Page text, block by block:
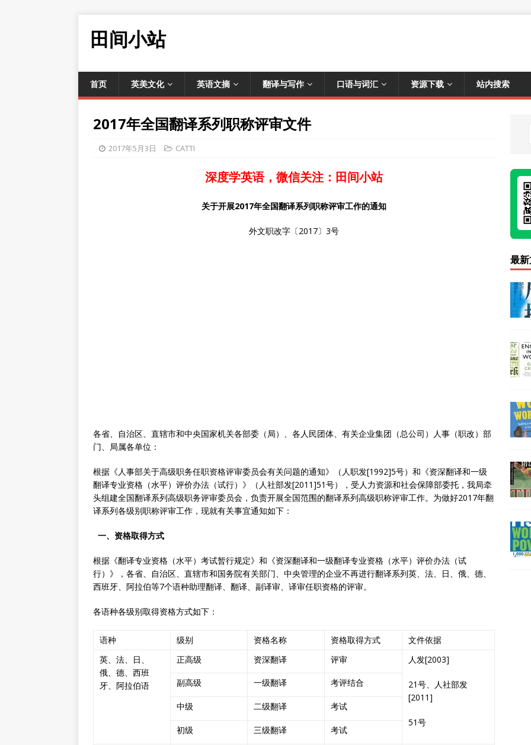
田间小站
首页 英美文化 英语文摘 翻译与写作 口语与词汇 资源下载 站内搜索
2017年全国翻译系列职称评审文件
2017年5月3日 CATTI
深度学英语，微信关注：田间小站
关于开展2017年全国翻译系列职称评审工作的通知
外文职改字〔2017〕3号
各省、自治区、直辖市和中央国家机关各部委（局）、各人民团体、有关企业集团（总公司）人事（职改）部
门、局属各单位：
根据《人事部关于高级职务任职资格评审委员会有关问题的通知》（人职发[1992]5号）和《资深翻译和一级
翻译专业资格（水平）评价办法（试行）》（人社部发[2011]51号），受人力资源和社会保障部委托，我局牵
头组建全国翻译系列高级职务评审委员会，负责开展全国范围的翻译系列高级职称评审工作。为做好2017年翻
译系列各级别职称评审工作，现就有关事宜通知如下：
一、资格取得方式
根据《翻译专业资格（水平）考试暂行规定》和《资深翻译和一级翻译专业资格（水平）评价办法（试
行）》，各省、自治区、直辖市和国务院有关部门、中央管理的企业不再进行翻译系列英、法、日、俄、德、
西班牙、阿拉伯等7个语种助理翻译、翻译、副译审、译审任职资格的评审。
各语种各级别取得资格方式如下：
语种 级别 资格名称 资格取得方式
文件依据
英、法、日、
俄、德、西班
牙、阿拉伯语
正高级 资深翻译 评审 人发[2003]
21号、人社部发
[2011]
51号
副高级 一级翻译 考评结合
中级 二级翻译 考试
初级 三级翻译 考试
最